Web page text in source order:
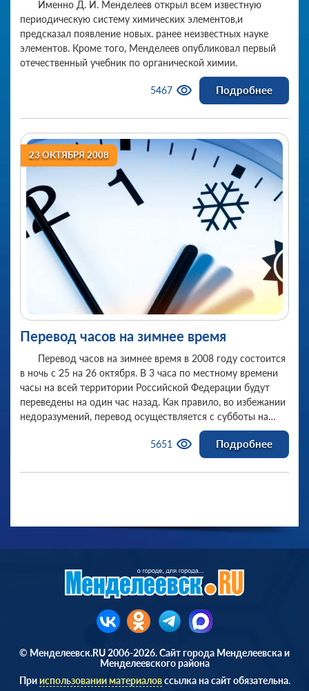
Именно Д. И. Менделеев открыл всем известную
периодическую систему химических элементов,и
предсказал появление новых. ранее неизвестных науке
элементов. Кроме того, Менделеев опубликовал первый
отечественный учебник по органической химии.
5467 Подробнее
23 ОКТЯБРЯ 2008
Перевод часов на зимнее время
Перевод часов на зимнее время в 2008 году состоится
в ночь с 25 на 26 октября. В 3 часа по местному времени
часы на всей территории Российской Федерации будут
переведены на один час назад. Как правило, во избежании
недоразумений, перевод осуществляется с субботы на
5651
Подробнее
© Менделеевск.RU 2006-2026. Сайт города Менделеевска и
Менделеевского района
Прииспользовании материаловссылка на сайт обязательна.